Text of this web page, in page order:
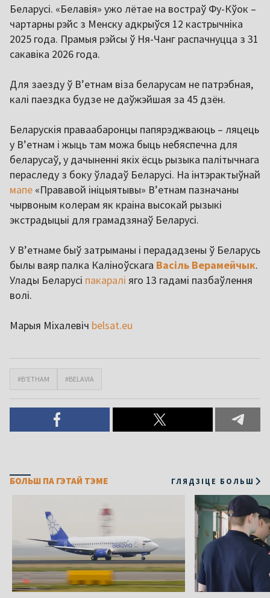
Беларусі. «Белавія» ужо лётае на востраў Фу-Кўок –
чартарны рэйс з Менску адкрыўся 12 кастрычніка
2025 года. Прамыя рэйсы ў Ня-Чанг распачнуцца з 31
сакавіка 2026 года.
Для заезду ў В’етнам віза беларусам не патрэбная,
калі паездка будзе не даўжэйшая за 45 дзён.
Беларускія праваабаронцы папярэджваюць – ляцець
у В’етнам і жыць там можа быць небяспечна для
беларусаў, у дачыненні якіх ёсць рызыка палітычнага
пераследу з боку ўладаў Беларусі. На інтэрактыўнай
мапе «Прававой ініцыятывы» В’етнам пазначаны
чырвоным колерам як краіна высокай рызыкі
экстрадыцыі для грамадзянаў Беларусі.
У В’етнаме быў затрыманы і перададзены ў Беларусь
былы ваяр палка Каліноўскага Васіль Верамейчык.
Улады Беларусі пакаралі яго 13 гадамі пазбаўлення
волі.
Марыя Міхалевіч belsat.eu
#В'ЕТНАМ #BELAVIA
БОЛЬШ ПА ГЭТАЙ ТЭМЕ ГЛЯДЗІЦЕ БОЛЬШ